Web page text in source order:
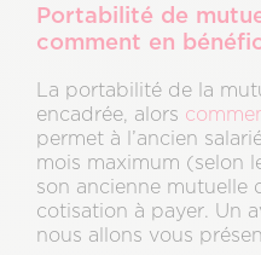
Portabilité de
comment en
La portabilité de la
encadrée, alors
permet à l’ancien
mois maximum (selon
son ancienne mutuelle
cotisation à payer. Un
nous allons vous